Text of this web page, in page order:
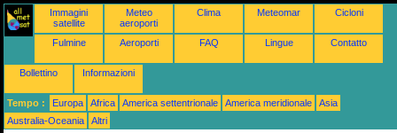
Immagini
satellite
Meteo
aeroporti
Clima Meteomar Cicloni
Fulmine Aeroporti FAQ Lingue Contatto
Bollettino Informazioni
Tempo : Europa Africa America settentrionale America meridionale
Asia
Australia-Oceania
Altri